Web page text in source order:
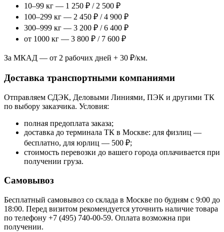
10–99 кг — 1 250 ₽ / 2 500 ₽
100–299 кг — 2 450 ₽ / 4 900 ₽
300–999 кг — 3 200 ₽ / 6 400 ₽
от 1000 кг — 3 800 ₽ / 7 600 ₽
За МКАД — от 2 рабочих дней + 30 ₽/км.
Доставка транспортными компаниями
Отправляем СДЭК, Деловыми Линиями, ПЭК и другими ТК
по выбору заказчика. Условия:
полная предоплата заказа;
доставка до терминала ТК в Москве: для физлиц —
бесплатно, для юрлиц — 500 ₽;
стоимость перевозки до вашего города оплачивается при
получении груза.
Самовывоз
Бесплатный самовывоз со склада в Москве по будням с 9:00 до
18:00. Перед визитом рекомендуется уточнить наличие товара
по телефону +7 (495) 740-00-59. Оплата возможна при
получении.